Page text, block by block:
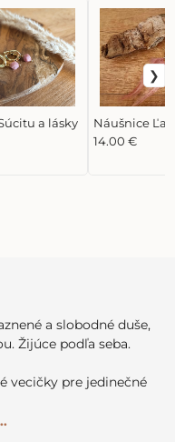
a lásky
Náušnice
14.00 €
a slobodné duše,
Žijúce podľa seba.
vecičky pre jedinečné